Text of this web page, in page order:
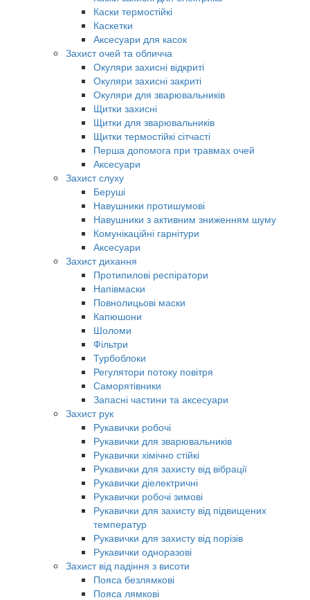
Каски термостійкі
Каскетки
Аксесуари для касок
Захист очей та обличча
Окуляри захисні відкриті
Окуляри захисні закриті
Окуляри для зварювальників
Щитки захисні
Щитки для зварювальників
Щитки термостійкі сітчасті
Перша допомога при травмах очей
Аксесуари
Захист слуху
Беруші
Навушники протишумові
Навушники з активним зниженням шуму
Комунікаційні гарнітури
Аксесуари
Захист дихання
Протипилові респіратори
Напівмаски
Повнолицьові маски
Капюшони
Шоломи
Фільтри
Турбоблоки
Регулятори потоку повітря
Саморятівники
Запасні частини та аксесуари
Захист рук
Рукавички робочі
Рукавички для зварювальників
Рукавички хімічно стійкі
Рукавички для захисту від вібрації
Рукавички діелектричні
Рукавички робочі зимові
Рукавички для захисту від підвищених
температур
Рукавички для захисту від порізів
Рукавички одноразові
Захист від падіння з висоти
Пояса безлямкові
Пояса лямкові